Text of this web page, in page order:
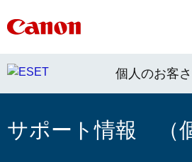
個人のお客
サポート情報 （